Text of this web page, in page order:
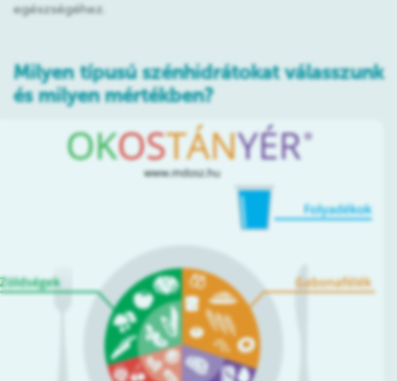
egészségéhez.
Milyen típusú szénhidrátokat válasszunk
és milyen mértékben?